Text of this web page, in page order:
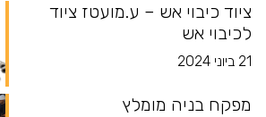
ציוד כיבוי אש – ע.מועטז ציוד
לכיבוי אש
21 ביוני 2024
מפקח בניה מומלץ